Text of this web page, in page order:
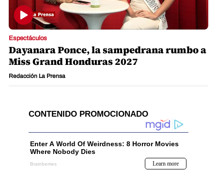
Espectáculos
Dayanara Ponce, la sampedrana rumbo a
Miss Grand Honduras 2027
Redacción La Prensa